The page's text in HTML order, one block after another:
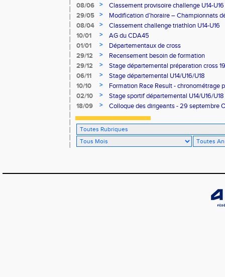
08/06
>
Classement provisoire challenge U14-U16
29/05
>
Modification d’horaire – Championnats
08/04
>
Classement challenge triathlon U14-U16
10/01
>
AG du CDA45
01/01
>
Départementaux de cross
29/12
>
Recensement besoin de formation
29/12
>
Stage départemental préparation cross
06/11
>
Stage départemental U14/U16/U18
10/10
>
Formation Race Result - chronométrage
02/10
>
Stage sportif départemental U14/U16/U18
18/09
> Colloque des dirigeants - 29 septembre